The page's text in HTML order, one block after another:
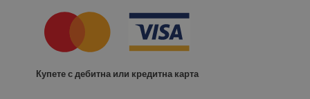
Купете с дебитна или кредитна карта